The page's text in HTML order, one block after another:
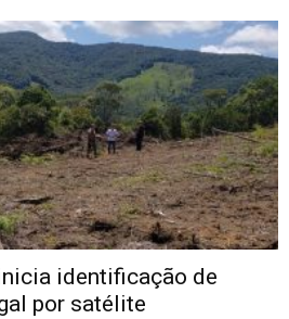
identificação de
por satélite